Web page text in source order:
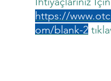
https://
om/blank-2